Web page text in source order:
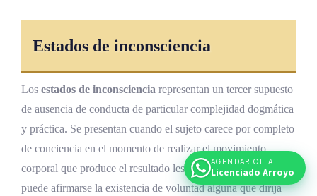
Estados de inconsciencia
Los estados de inconsciencia representan un tercer supuesto
de ausencia de conducta de particular complejidad dogmática
y práctica. Se presentan cuando el sujeto carece por completo
de conciencia en el momento de realizar el movimiento
corporal que produce el resultado lesivo, de modo que no
puede afirmarse la existencia de voluntad alguna que dirija
AGENDAR CITA
Licenciado Arroyo